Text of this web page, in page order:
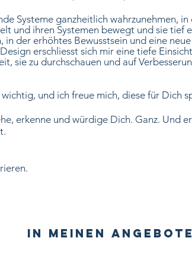
Systeme ganzheitlich wahrzunehmen,
und ihren Systemen bewegt und sie tief
in der erhöhtes Bewusstsein und eine
erschliesst sich mir eine tiefe
sie zu durchschauen und auf
und ich freue mich, diese für Dich
erkenne und würdige Dich. Ganz. Und
In MeineN